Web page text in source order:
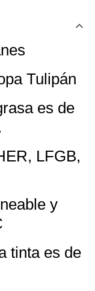
Tulipán
es de
LFGB,
y
tinta es de